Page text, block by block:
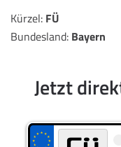
Kürzel: FÜ
Bundesland: Bayern
Jetzt